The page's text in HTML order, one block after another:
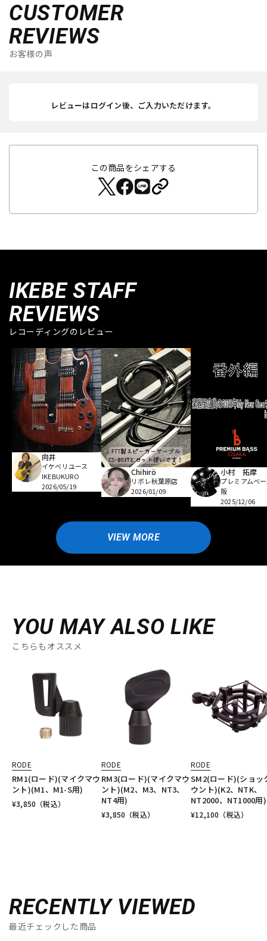
CUSTOMER
REVIEWS
お客様の声
レビューはログイン後、ご入力いただけます。
この商品をシェアする
IKEBE STAFF
REVIEWS
レコーディングのレビュー
向井
イケベリユース
IKEBUKURO
2026/05/19
Chihirö
リボレ秋葉原店
2026/01/09
小村 拓摩
プレミアムベ
阪
2025/12/06
VIEW MORE
YOU MAY ALSO LIKE
こちらもオススメ
RODE
RM1(ロード)(マイクマウ
ント)(M1、M1-S用)
¥3,850 （税込）
RODE
RM3(ロード)(マイクマウ
ント)(M2、M3、NT3、
NT4用)
¥3,850 （税込）
RODE
SM2(ロード)(ショッ
ウント)(K2、NTK、
NT2000、NT1000用)
¥12,100 （税込）
RECENTLY VIEWED
最近チェックした商品